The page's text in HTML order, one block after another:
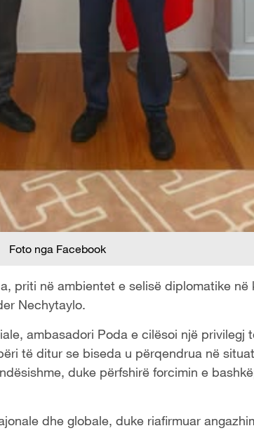
Foto nga Facebook
priti në ambientet e selisë diplomatike në
Nechytaylo.
ambasadori Poda e cilësoi një privilegj
të ditur se biseda u përqendrua në
duke përfshirë forcimin e
dhe globale, duke riafirmuar